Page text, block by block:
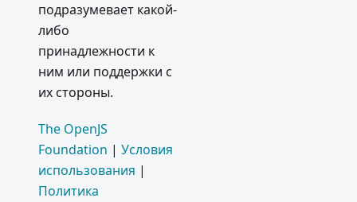
подразумевает какой-
либо
принадлежности к
ним или поддержки с
их стороны.
The OpenJS
Foundation | Условия
использования |
Политика